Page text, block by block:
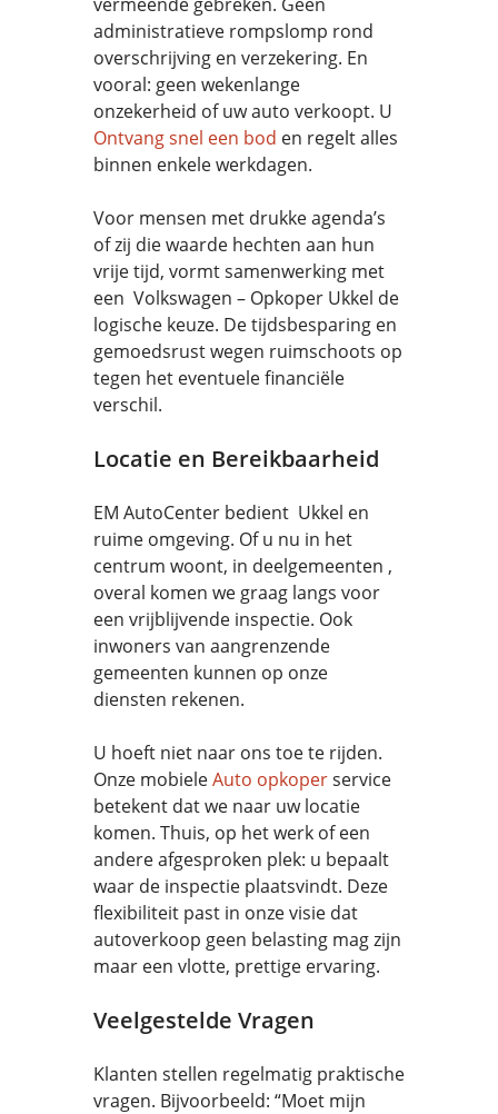
administratieve rompslomp rond
overschrijving en verzekering. En
vooral: geen wekenlange
onzekerheid of uw auto verkoopt. U
Ontvang snel een bod en regelt alles
binnen enkele werkdagen.
Voor mensen met drukke agenda’s
of zij die waarde hechten aan hun
vrije tijd, vormt samenwerking met
een Volkswagen – Opkoper Ukkel de
logische keuze. De tijdsbesparing en
gemoedsrust wegen ruimschoots op
tegen het eventuele financiële
verschil.
Locatie en Bereikbaarheid
EM AutoCenter bedient Ukkel en
ruime omgeving. Of u nu in het
centrum woont, in deelgemeenten ,
overal komen we graag langs voor
een vrijblijvende inspectie. Ook
inwoners van aangrenzende
gemeenten kunnen op onze
diensten rekenen.
U hoeft niet naar ons toe te rijden.
Onze mobieleAuto opkoperservice
betekent dat we naar uw locatie
komen. Thuis, op het werk of een
andere afgesproken plek: u bepaalt
waar de inspectie plaatsvindt. Deze
flexibiliteit past in onze visie dat
autoverkoop geen belasting mag zijn
maar een vlotte, prettige ervaring.
Veelgestelde Vragen
Klanten stellen regelmatig praktische
vragen. Bijvoorbeeld: “Moet mijn